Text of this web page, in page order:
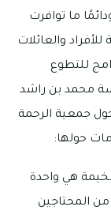
ما توافرت
والعائلات
للتطوع
محمد بن راشد
جمعية الرحمة
حولها:
هي واحدة
المحتاجين